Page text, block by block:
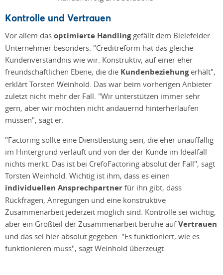
Kontrolle und Vertrauen
Vor allem das optimierte Handlinggefällt dem Bielefelder
Unternehmer besonders. "Creditreform hat das gleiche
Kundenverständnis wie wir. Konstruktiv, auf einer eher
freundschaftlichen Ebene, die die Kundenbeziehungerhält",
erklärt Torsten Weinhold. Das war beim vorherigen Anbieter
zuletzt nicht mehr der Fall. "Wir unterstützen immer sehr
gern, aber wir möchten nicht andauernd hinterherlaufen
müssen", sagt er.
"Factoring sollte eine Dienstleistung sein, die eher unauffällig
im Hintergrund verläuft und von der der Kunde im Idealfall
nichts merkt. Das ist bei CrefoFactoring absolut der Fall", sagt
Torsten Weinhold. Wichtig ist ihm, dass es einen
individuellen Ansprechpartner für ihn gibt, dass
Rückfragen, Anregungen und eine konstruktive
Zusammenarbeit jederzeit möglich sind. Kontrolle sei wichtig,
aber ein Großteil der Zusammenarbeit beruhe aufVertrauen
und das sei hier absolut gegeben. "Es funktioniert, wie es
funktionieren muss", sagt Weinhold überzeugt.